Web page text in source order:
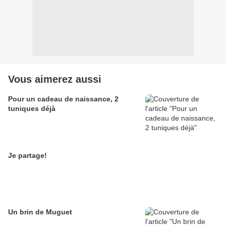
Vous aimerez aussi
Pour un cadeau de naissance, 2
tuniques déjà
Je partage!
Un brin de Muguet